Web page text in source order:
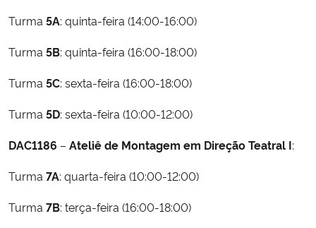
Secretaria de Governo
Gabinete de Segurança Institucional
Planalto
Turma 5A: quinta-feira (14:00-16:00)
Turma 5B: quinta-feira (16:00-18:00)
Turma 5C: sexta-feira (16:00-18:00)
Turma 5D: sexta-feira (10:00-12:00)
DAC1186 – Ateliê de Montagem em Direção Teatral I:
Turma 7A: quarta-feira (10:00-12:00)
Turma 7B: terça-feira (16:00-18:00)